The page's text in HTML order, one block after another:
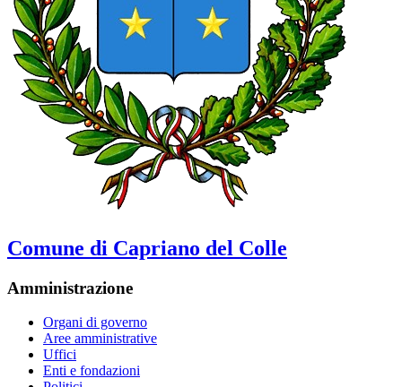
Comune di Capriano del Colle
Amministrazione
Organi di governo
Aree amministrative
Uffici
Enti e fondazioni